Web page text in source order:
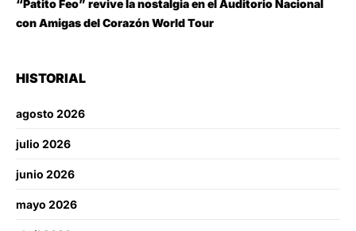
“Patito Feo” revive la nostalgia en el Auditorio Nacional
con Amigas del Corazón World Tour
HISTORIAL
agosto 2026
julio 2026
junio 2026
mayo 2026